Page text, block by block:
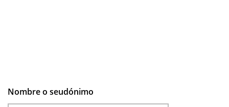
Nombre o seudónimo